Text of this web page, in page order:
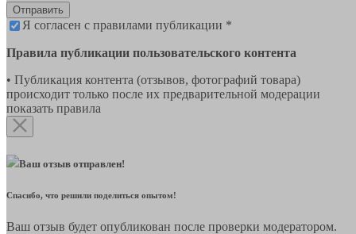
Отправить
Я согласен с правилами публикации *
Правила публикации пользовательского контента
• Публикация контента (отзывов, фотографий товара)
происходит только после их предварительной модерации
показать правила
Ваш отзыв отправлен!
Спасибо, что решили поделиться опытом!
Ваш отзыв будет опубликован после проверки модератором.